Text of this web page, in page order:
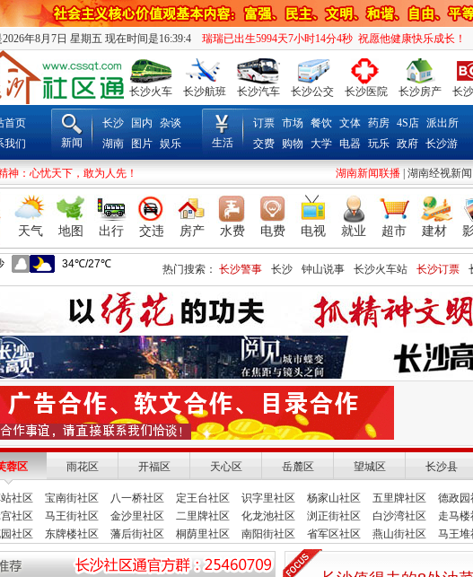
年8月7日 星期五 现在时间是16:39:6 瑞瑞已出生5994天7小时14分6秒 祝愿他健康快乐成长！
长沙火车 长沙航班 长沙汽车 长沙公交 长沙医院 长沙房产 长
首页
我们
新闻
长沙 国内
杂谈
湖南
图片 娱乐 生活
订票 市场 餐饮 文体 药房 4S店 派出所
交费
购物 大学 电器 玩乐 政府 长沙游
神：心忧天下，敢为人先！ 湖南新闻联播 湖南经视新闻
天气 地图 出行 交违 房产 水费 电费 电视 就业 超市 建材
热门搜索： 长沙警事 长沙 钟山说事 长沙火车站 长沙订票
蓉区 雨花区 开福区 天心区 岳麓区 望城区 长沙县
社区 宝南街社区 八一桥社区 定王台社区 识字里社区 杨家山社区 五里牌社区 德政园
社区
马王街社区 金沙里社区 二里牌社区 化龙池社区 浏正街社区 白沙湾社区 走马楼
社区
东牌楼社区 藩后街社区 桐荫里社区 南阳街社区 省军区社区 燕山街社区 马王堆